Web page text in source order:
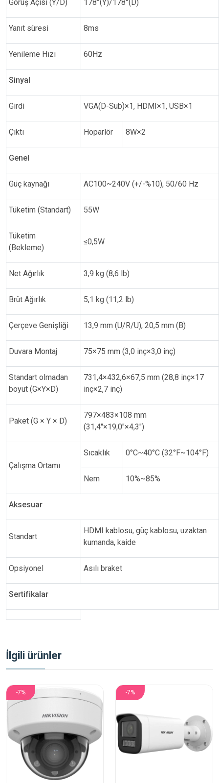
Görüş Açısı (Y/D) 178°(Y)/178°(D)
Yanıt süresi 8ms
Yenileme Hızı 60Hz
Sinyal
Girdi VGA(D-Sub)×1, HDMI×1, USB×1
Çıktı Hoparlör 8W×2
Genel
Güç kaynağı AC100~240V (+/-%10), 50/60 Hz
Tüketim (Standart) 55W
Tüketim
(Bekleme)
≤0,5W
Net Ağırlık 3,9 kg (8,6 lb)
Brüt Ağırlık 5,1 kg (11,2 lb)
Çerçeve Genişliği 13,9 mm (U/R/U), 20,5 mm (B)
Duvara Montaj 75×75 mm (3,0 inç×3,0 inç)
Standart olmadan
boyut (G×Y×D)
731,4×432,6×67,5 mm (28,8 inç×17
inç×2,7 inç)
Paket (G × Y × D)
797×483×108 mm
(31,4"×19,0"×4,3")
Çalışma Ortamı
Sıcaklık 0°C~40°C (32°F~104°F)
Nem 10%~85%
Aksesuar
Standart
HDMI kablosu, güç kablosu, uzaktan
kumanda, kaide
Opsiyonel Asılı braket
Sertifikalar
İlgili ürünler
-7% -7%